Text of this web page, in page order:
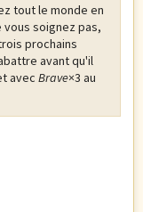
tout le monde en
vous soignez pas,
prochains
avant qu'il
avec Brave×3 au